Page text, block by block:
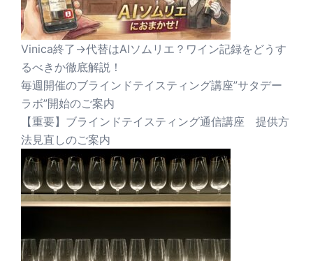
Vinica終了→代替はAIソムリエ？ワイン記録をどうす
るべきか徹底解説！
毎週開催のブラインドテイスティング講座”サタデー
ラボ”開始のご案内
【重要】ブラインドテイスティング通信講座 提供方
法見直しのご案内